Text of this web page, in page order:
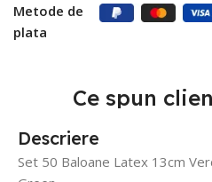
Metode de
plata
Ce spun
Descriere
Set 50 Baloane Latex 13cm